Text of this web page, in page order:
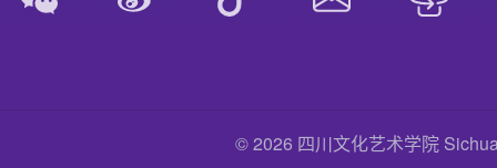
© 2026 四川文化艺术学院